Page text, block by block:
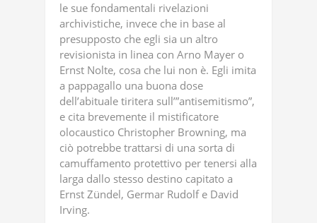
le sue fondamentali rivelazioni
archivistiche, invece che in base al
presupposto che egli sia un altro
revisionista in linea con Arno Mayer o
Ernst Nolte, cosa che lui non è. Egli imita
a pappagallo una buona dose
dell’abituale tiritera sull’”antisemitismo”,
e cita brevemente il mistificatore
olocaustico Christopher Browning, ma
ciò potrebbe trattarsi di una sorta di
camuffamento protettivo per tenersi alla
larga dallo stesso destino capitato a
Ernst Zündel, Germar Rudolf e David
Irving.